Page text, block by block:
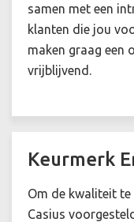
samen met een
klanten die jou
maken graag een
vrijblijvend.
Keurmerk
Om de kwaliteit
Casius